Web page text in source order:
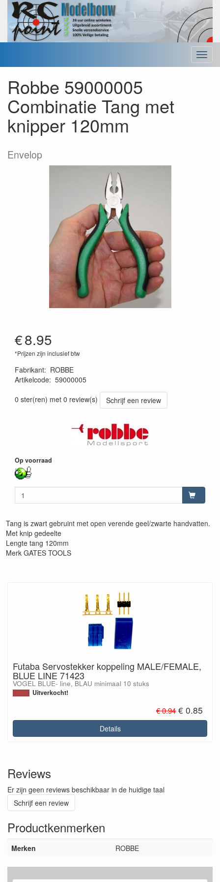
Menu
Robbe 59000005
Combinatie Tang met
knipper 120mm
Envelop
€8.95
*Prijzen zijn inclusief btw
Fabrikant: ROBBE
Artikelcode: 59000005
0 ster(ren) met 0 review(s)
Schrijf een review
Op voorraad
Tang is zwart gebruint met open verende geel/zwarte handvatten.
Met knip gedeelte
Lengte tang 120mm
Merk GATES TOOLS
Futaba Servostekker koppeling MALE/FEMALE,
BLUE LINE 71423
VOGEL BLUE- line, BLAU minimaal 10 stuks
Uitverkocht!
€ 0.94€ 0.85
Details
Reviews
Er zijn geen reviews beschikbaar in de huidige taal
Schrijf een review
Productkenmerken
Merken ROBBE